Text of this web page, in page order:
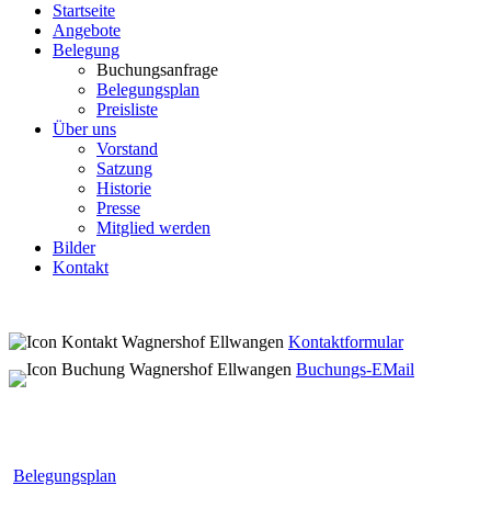
Startseite
Angebote
Belegung
Buchungsanfrage
Belegungsplan
Preisliste
Über uns
Vorstand
Satzung
Historie
Presse
Mitglied werden
Bilder
Kontakt
Kontaktformular
Buchungs-EMail
Belegungsplan